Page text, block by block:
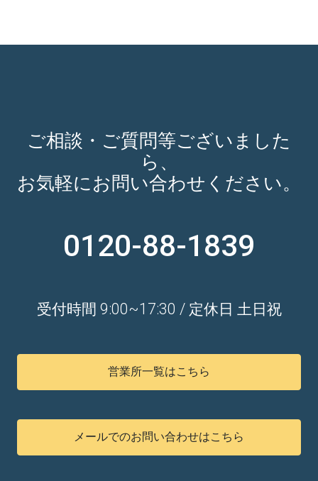
ご相談・ご質問等ございました
ら、
お気軽にお問い合わせください。
0120-88-1839
受付時間 9:00~17:30 / 定休日 土日祝
営業所一覧はこちら
メールでのお問い合わせはこちら